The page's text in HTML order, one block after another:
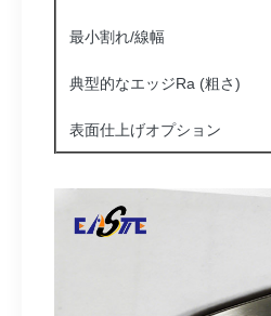
最小割れ/線幅
典型的なエッジRa (粗さ)
表面仕上げオプション